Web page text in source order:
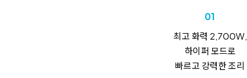
01
최고 화력 2,700W,
하이퍼 모드로
빠르고 강력한 조리